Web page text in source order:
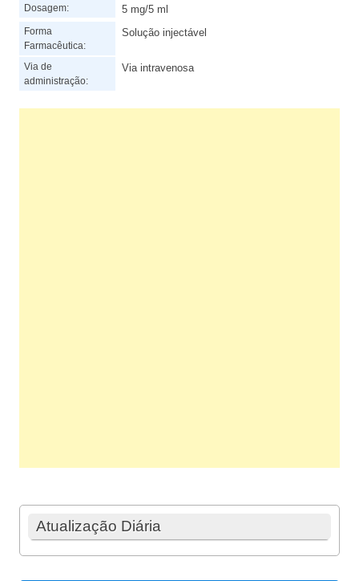
Dosagem: 5 mg/5 ml
Forma
Farmacêutica:
Solução injectável
Via de
administração:
Via intravenosa
Atualização Diária